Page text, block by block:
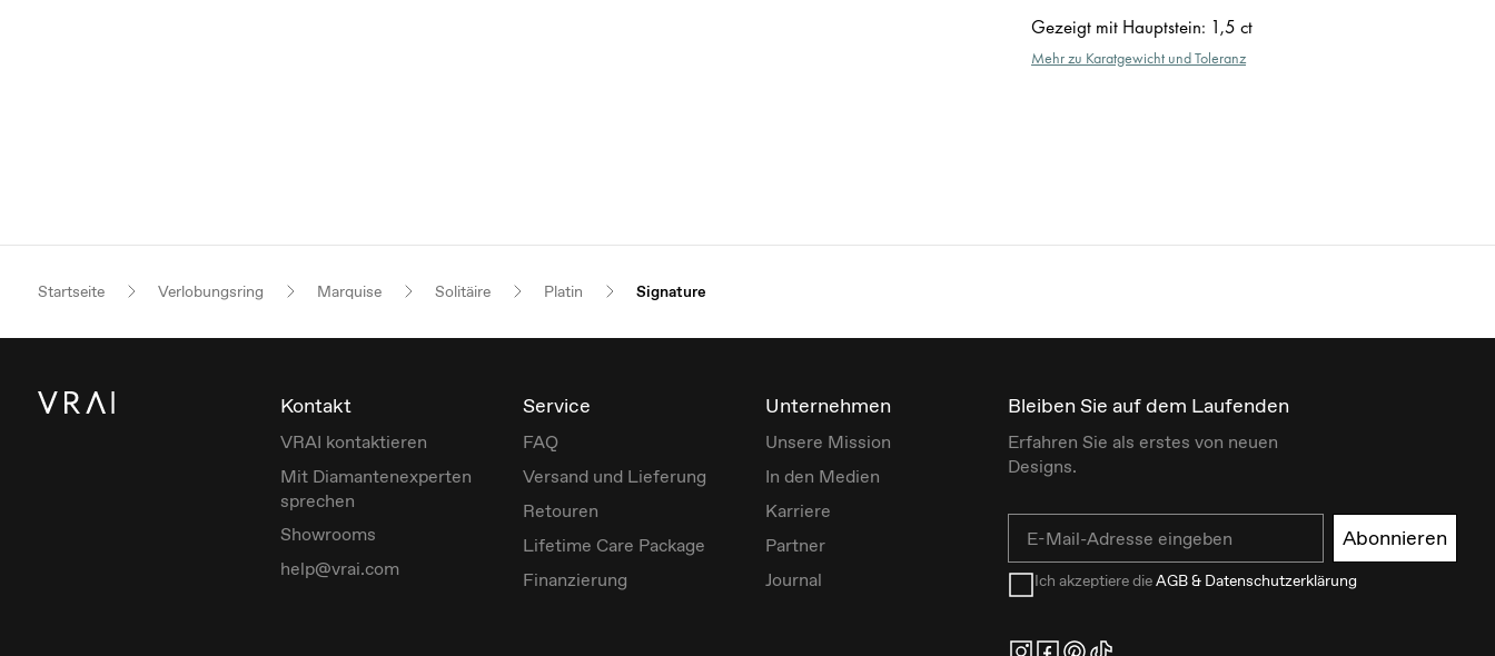
Gezeigt mit Hauptstein: 1,5 ct
Mehr zu Karatgewicht und Toleranz
Startseite Verlobungsring Marquise Solitäire Platin Signature
Kontakt
VRAI kontaktieren
Mit Diamantenexperten
sprechen
Showrooms
help@vrai.com
Service
FAQ
Versand und Lieferung
Retouren
Lifetime Care Package
Finanzierung
Unternehmen
Unsere Mission
In den Medien
Karriere
Partner
Journal
Bleiben Sie auf dem Laufenden
Erfahren Sie als erstes von neuen
Designs.
Abonnieren
Ich akzeptiere dieAGB & Datenschutzerklärung